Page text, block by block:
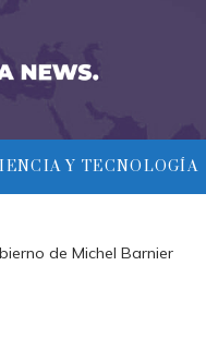
Y TECNOLOGÍA
de Michel Barnier